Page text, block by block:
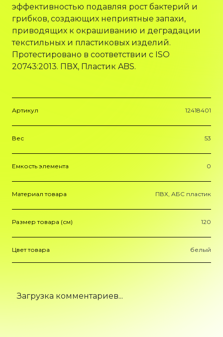
эффективностью подавляя рост бактерий и
грибков, создающих неприятные запахи,
приводящих к окрашиванию и деградации
текстильных и пластиковых изделий.
Протестировано в соответствии с ISO
20743:2013. ПВХ, Пластик ABS.
Артикул 12418401
Вес 53
Емкость элемента 0
Материал товара ПВХ, АБС пластик
Размер товара (см) 120
Цвет товара белый
Загрузка комментариев...